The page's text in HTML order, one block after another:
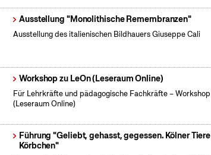
Ausstellung "Monolithische Remembranzen"
Ausstellung des italienischen Bildhauers Giuseppe Cali
Workshop zu LeOn (Leseraum Online)
Für Lehrkräfte und pädagogische Fachkräfte –
(Leseraum Online)
Führung "Geliebt, gehasst, gegessen. Kölner
Körbchen"